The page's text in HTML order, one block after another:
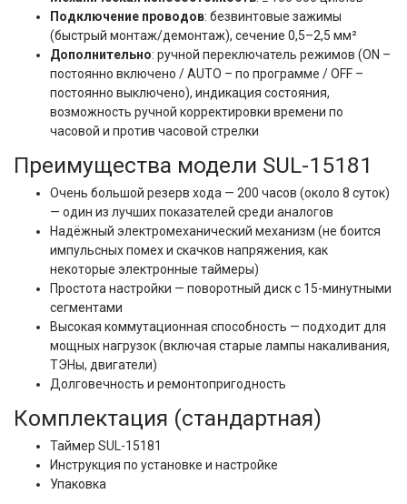
Подключение проводов: безвинтовые зажимы
(быстрый монтаж/демонтаж), сечение 0,5–2,5 мм²
Дополнительно: ручной переключатель режимов (ON –
постоянно включено / AUTO – по программе / OFF –
постоянно выключено), индикация состояния,
возможность ручной корректировки времени по
часовой и против часовой стрелки
Преимущества модели SUL-15181
Очень большой резерв хода — 200 часов (около 8 суток)
— один из лучших показателей среди аналогов
Надёжный электромеханический механизм (не боится
импульсных помех и скачков напряжения, как
некоторые электронные таймеры)
Простота настройки — поворотный диск с 15-минутными
сегментами
Высокая коммутационная способность — подходит для
мощных нагрузок (включая старые лампы накаливания,
ТЭНы, двигатели)
Долговечность и ремонтопригодность
Комплектация (стандартная)
Таймер SUL-15181
Инструкция по установке и настройке
Упаковка